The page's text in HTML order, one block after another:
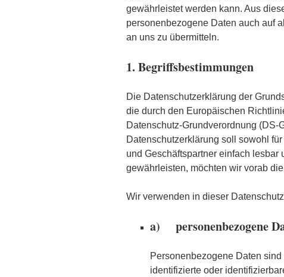
gewährleistet werden kann. Aus
personenbezogene Daten auch auf
an uns zu übermitteln.
1. Begriffsbestimmungen
Die Datenschutzerklärung der
die durch den Europäischen
Datenschutz-Grundverordnung (DS-
Datenschutzerklärung soll sowohl
und Geschäftspartner einfach lesbar
gewährleisten, möchten wir vorab
Wir verwenden in dieser
a) personenbezogene
Personenbezogene Daten
identifizierte oder